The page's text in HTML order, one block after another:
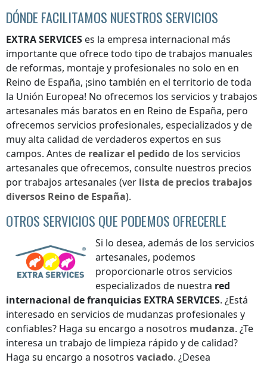
DÓNDE FACILITAMOS NUESTROS SERVICIOS
EXTRA SERVICES es la empresa internacional más
importante que ofrece todo tipo de trabajos manuales
de reformas, montaje y profesionales no solo en en
Reino de España, ¡sino también en el territorio de toda
la Unión Europea! No ofrecemos los servicios y trabajos
artesanales más baratos en en Reino de España, pero
ofrecemos servicios profesionales, especializados y de
muy alta calidad de verdaderos expertos en sus
campos. Antes de realizar el pedidode los servicios
artesanales que ofrecemos, consulte nuestros precios
por trabajos artesanales (ver lista de preciostrabajos
diversos Reino de España).
OTROS SERVICIOS QUE PODEMOS OFRECERLE
Si lo desea, además de los servicios
artesanales, podemos
proporcionarle otros servicios
especializados de nuestra red
internacional de franquicias EXTRA SERVICES. ¿Está
interesado en servicios de mudanzas profesionales y
confiables? Haga su encargo a nosotros mudanza. ¿Te
interesa un trabajo de limpieza rápido y de calidad?
Haga su encargo a nosotros vaciado. ¿Desea